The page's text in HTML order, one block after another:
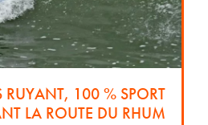
100 % SPORT
LA ROUTE DU RHUM